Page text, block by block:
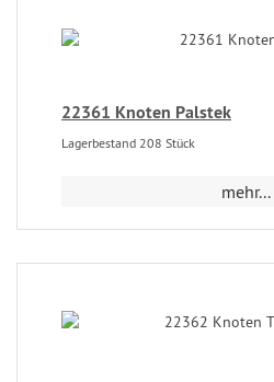
22361 Knoten Palstek
Lagerbestand 208 Stück
mehr...